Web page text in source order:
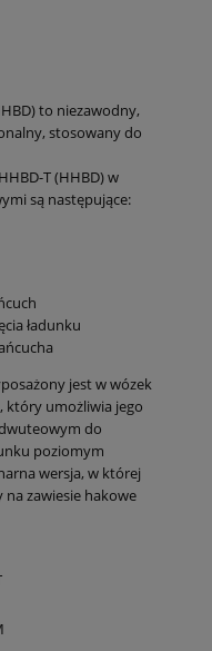
to niezawodny,
stosowany do
T (HHBD) w
są następujące:
ładunku
jest w wózek
który umożliwia jego
do
poziomym
wersja, w której
na zawiesie hakowe